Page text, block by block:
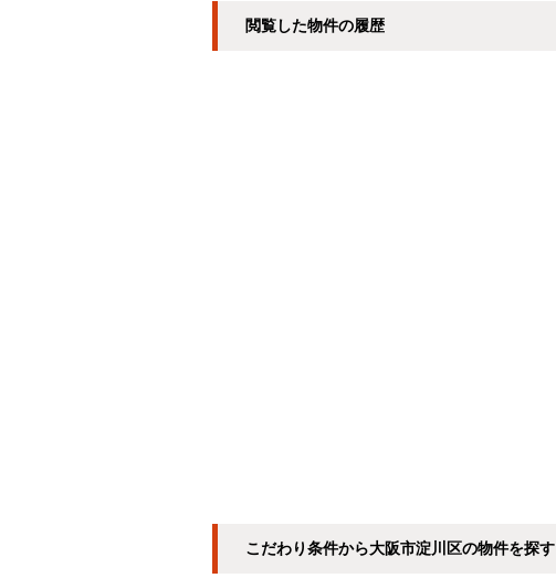
閲覧した物件の履歴
こだわり条件から大阪市淀川区の物件を探す